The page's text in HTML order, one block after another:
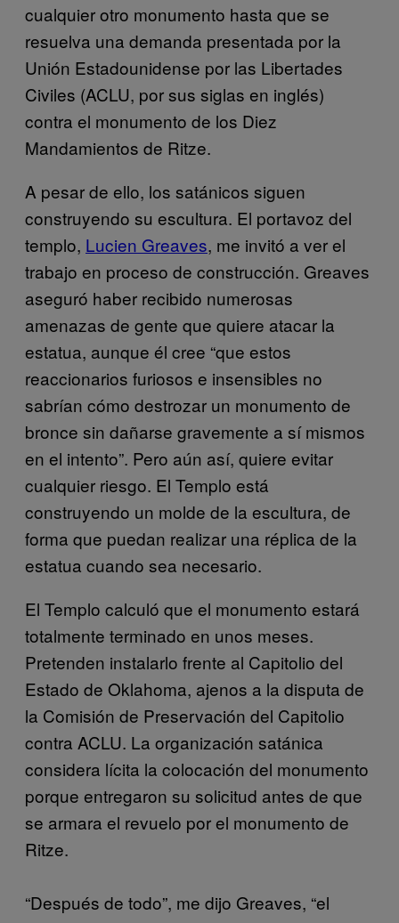
cualquier otro monumento hasta que se
resuelva una demanda presentada por la
Unión Estadounidense por las Libertades
Civiles (ACLU, por sus siglas en inglés)
contra el monumento de los Diez
Mandamientos de Ritze.
A pesar de ello, los satánicos siguen
construyendo su escultura. El portavoz del
templo, Lucien Greaves, me invitó a ver el
trabajo en proceso de construcción. Greaves
aseguró haber recibido numerosas
amenazas de gente que quiere atacar la
estatua, aunque él cree “que estos
reaccionarios furiosos e insensibles no
sabrían cómo destrozar un monumento de
bronce sin dañarse gravemente a sí mismos
en el intento”. Pero aún así, quiere evitar
cualquier riesgo. El Templo está
construyendo un molde de la escultura, de
forma que puedan realizar una réplica de la
estatua cuando sea necesario.
El Templo calculó que el monumento estará
totalmente terminado en unos meses.
Pretenden instalarlo frente al Capitolio del
Estado de Oklahoma, ajenos a la disputa de
la Comisión de Preservación del Capitolio
contra ACLU. La organización satánica
considera lícita la colocación del monumento
porque entregaron su solicitud antes de que
se armara el revuelo por el monumento de
Ritze.
“Después de todo”, me dijo Greaves, “el